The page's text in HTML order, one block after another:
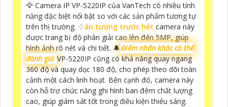
🦅 Camera IP VP-5220IP của VanTech có nhiều tính
năng đặc biệt nổi bật so với các sản phẩm tương tự
trên thị trường. ♢ấn tượng trước hết camera này
được trang bị độ phân giải cao lên đến 5MP, giúp
hình ảnh rõ nét và chi tiết. 🔔Điểm nhấn khác có thể
đánh giá VP-5220IP cũng có khả năng quay ngang
360 độ và quay dọc 180 độ, cho phép theo dõi toàn
cảnh một cách linh hoạt. Bên cạnh đó, camera này
còn hỗ trợ chức năng ghi hình ban đêm chất lượng
cao, giúp giám sát tốt trong điều kiện thiếu sáng.